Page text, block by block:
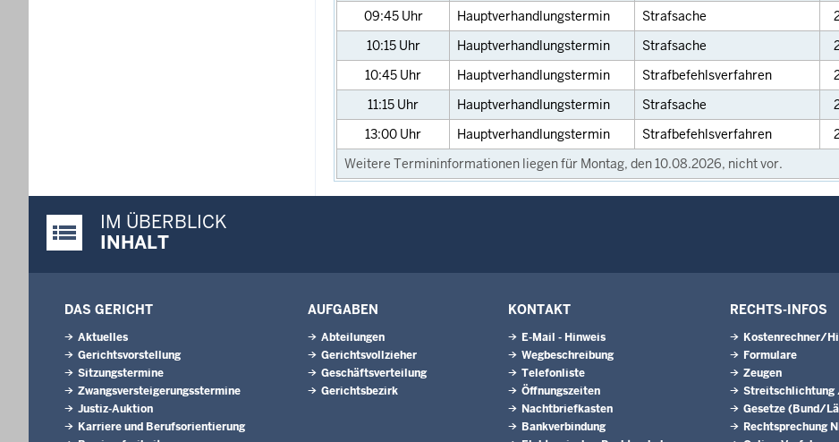
09:45 Uhr Hauptverhandlungstermin Strafsache
10:15 Uhr Hauptverhandlungstermin Strafsache
10:45 Uhr Hauptverhandlungstermin Strafbefehlsverfahren
11:15 Uhr Hauptverhandlungstermin Strafsache
13:00 Uhr Hauptverhandlungstermin Strafbefehlsverfahren
Weitere Termininformationen liegen für Montag, den 10.08.2026, nicht vor.
Justiz-Portal im Überblick:
IM ÜBERBLICK
INHALT
DAS GERICHT
Aktuelles
Gerichtsvorstellung
Sitzungstermine
Zwangsversteigerungsstermine
Justiz-Auktion
Karriere und Berufsorientierung
AUFGABEN
Abteilungen
Gerichtsvollzieher
Geschäftsverteilung
Gerichtsbezirk
KONTAKT
E-Mail - Hinweis
Wegbeschreibung
Telefonliste
Öffnungszeiten
Nachtbriefkasten
Bankverbindung
RECHTS-INFOS
Kostenrechner/
Formulare
Zeugen
Streitschlichtung
Gesetze (Bund/
Rechtsprechung